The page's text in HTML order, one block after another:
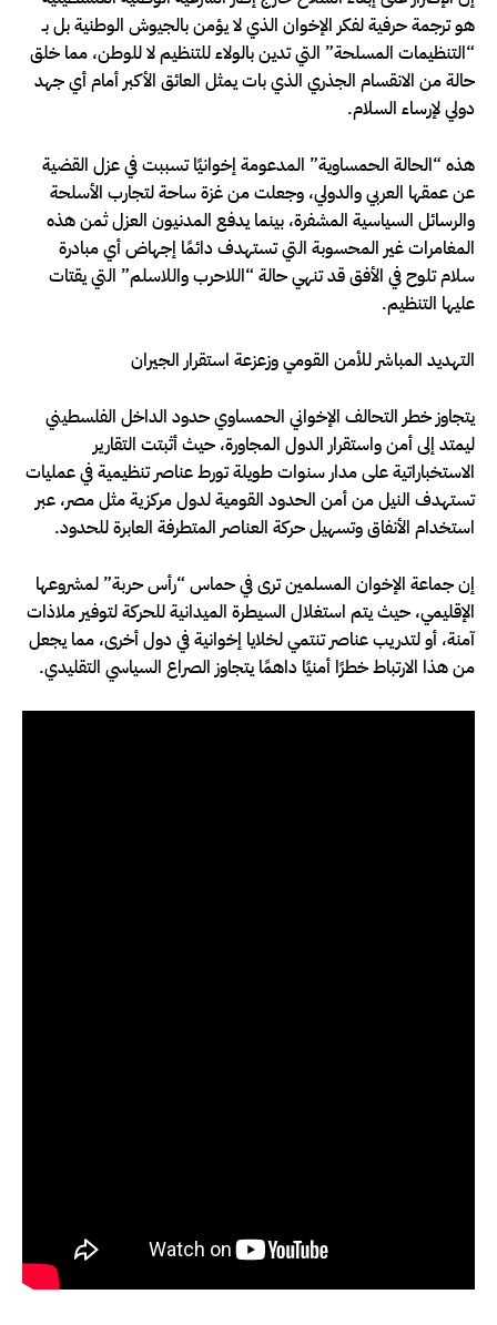
هو ترجمة حرفية لفكر الإخوان الذي لا يؤمن بالجيوش الوطنية بل بـ
“التنظيمات المسلحة” التي تدين بالولاء للتنظيم لا للوطن، مما خلق
حالة من الانقسام الجذري الذي بات يمثل العائق الأكبر أمام أي جهد
دولي لإرساء السلام.
هذه “الحالة الحمساوية” المدعومة إخوانيًا تسببت في عزل القضية
عن عمقها العربي والدولي، وجعلت من غزة ساحة لتجارب الأسلحة
والرسائل السياسية المشفرة، بينما يدفع المدنيون العزل ثمن هذه
المغامرات غير المحسوبة التي تستهدف دائمًا إجهاض أي مبادرة
سلام تلوح في الأفق قد تنهي حالة “اللاحرب واللاسلم” التي يقتات
عليها التنظيم.
التهديد المباشر للأمن القومي وزعزعة استقرار الجيران
يتجاوز خطر التحالف الإخواني الحمساوي حدود الداخل الفلسطيني
ليمتد إلى أمن واستقرار الدول المجاورة، حيث أثبتت التقارير
الاستخباراتية على مدار سنوات طويلة تورط عناصر تنظيمية في عمليات
تستهدف النيل من أمن الحدود القومية لدول مركزية مثل مصر، عبر
استخدام الأنفاق وتسهيل حركة العناصر المتطرفة العابرة للحدود.
إن جماعة الإخوان المسلمين ترى في حماس “رأس حربة” لمشروعها
الإقليمي، حيث يتم استغلال السيطرة الميدانية للحركة لتوفير ملاذات
آمنة، أو لتدريب عناصر تنتمي لخلايا إخوانية في دول أخرى، مما يجعل
من هذا الارتباط خطرًا أمنيًا داهمًا يتجاوز الصراع السياسي التقليدي.